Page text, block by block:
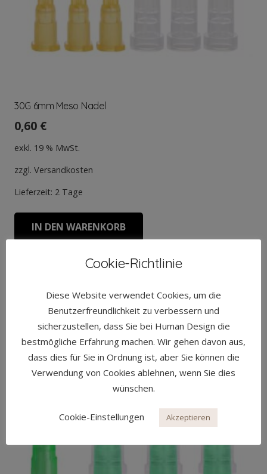
30G 6mm Meso Nadel
0,60 €
exkl. 19 % MwSt.
zzgl. Versandkosten
Lieferzeit: 2 Tage
IN DEN WARENKORB
Cookie-Richtlinie
Diese Website verwendet Cookies, um die
Benutzerfreundlichkeit zu verbessern und
sicherzustellen, dass Sie bei Human Design die
bestmögliche Erfahrung machen. Wir gehen davon aus,
dass dies für Sie in Ordnung ist, aber Sie können die
Verwendung von Cookies ablehnen, wenn Sie dies
wünschen.
Cookie-Einstellungen Akzeptieren